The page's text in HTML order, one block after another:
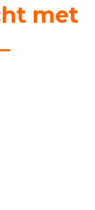
met